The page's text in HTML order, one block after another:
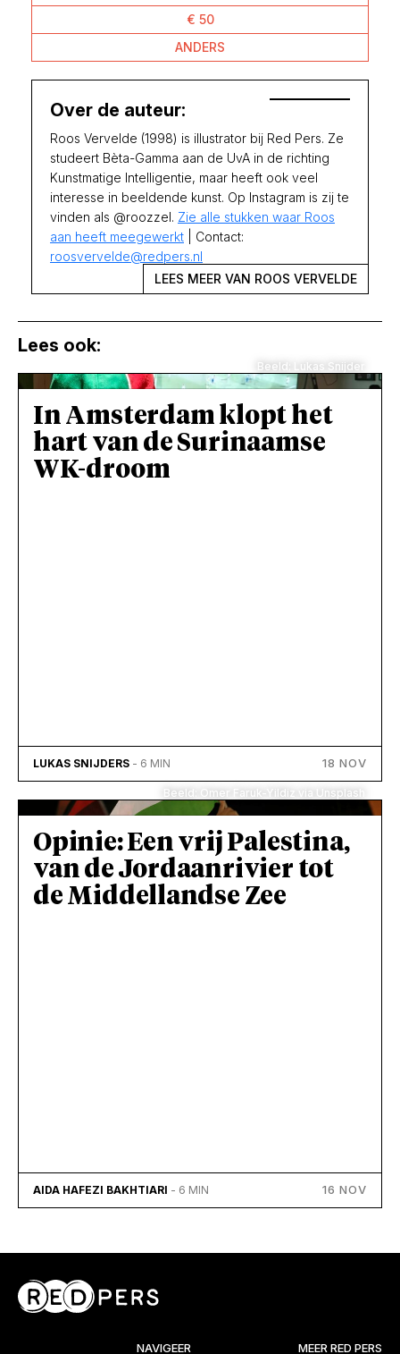
€ 50
ANDERS
Over de auteur:
Roos Vervelde (1998) is illustrator bij Red Pers. Ze
studeert Bèta-Gamma aan de UvA in de richting
Kunstmatige Intelligentie, maar heeft ook veel
interesse in beeldende kunst. Op Instagram is zij te
vinden als @roozzel. Zie alle stukken waar Roos
aan heeft meegewerkt | Contact:
roosvervelde@redpers.nl
LEES MEER VAN ROOS VERVELDE
Lees ook:
Beeld: Lukas Snijder
In Amsterdam klopt het
hart van de Surinaamse
WK-droom
LUKAS SNIJDERS - 6 MIN 18 NOV
Beeld: Omer Faruk-Yildiz via Unsplash
Opinie: Een vrij Palestina,
van de Jordaanrivier tot
de Middellandse Zee
AIDA HAFEZI BAKHTIARI - 6 MIN 16 NOV
NAVIGEER MEER RED PERS